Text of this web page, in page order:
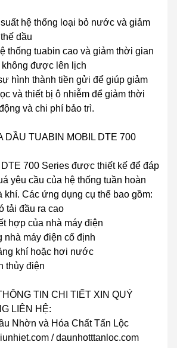
hệ thống loại bỏ nước và giảm
dầu
thống tuabin cao và giảm thời gian
được lên lịch
hình thành tiền gửi để giúp giảm
và thiết bị ô nhiễm để giảm thời
và chi phí bảo trì.
DẦU TUABIN MOBIL DTE 700
700 Series được thiết kế để đáp
yêu cầu của hệ thống tuần hoàn
khí. Các ứng dụng cụ thể bao gồm:
tải đầu ra cao
hợp của nhà máy điện
nhà máy điện cố định
khí hoặc hơi nước
thủy điện
TIN CHI TIẾT XIN QUÝ
LIÊN HỆ:
Nhờn và Hóa Chất Tấn Lộc
/ daunhotttanloc.com